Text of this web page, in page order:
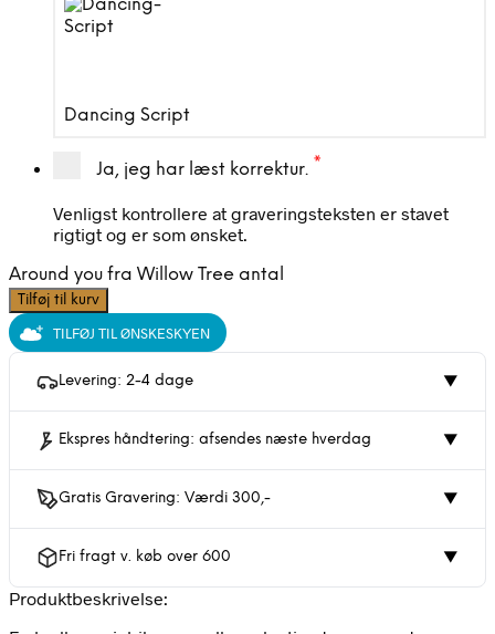
Dancing Script
Ja, jeg har læst korrektur. *
Venligst kontrollere at graveringsteksten er stavet
rigtigt og er som ønsket.
Around you fra Willow Tree antal
Tilføj til kurv
TILFØJ TIL ØNSKESKYEN
Levering: 2-4 dage ▼
Ekspres håndtering: afsendes næste hverdag ▼
Gratis Gravering: Værdi 300,- ▼
Fri fragt v. køb over 600 ▼
Produktbeskrivelse: